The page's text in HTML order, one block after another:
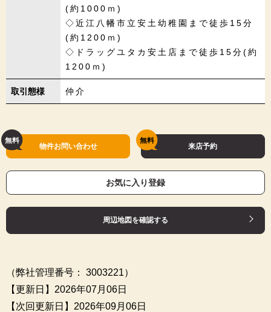
(約1000ｍ)
◇近江八幡市立安土幼稚園まで徒歩15分
(約1200ｍ)
◇ドラッグユタカ安土店まで徒歩15分(約
1200ｍ)
取引態様 仲介
物件お問い合わせ 来店予約
お気に入り登録
周辺地図を確認する
（弊社管理番号： 3003221）
【更新日】2026年07月06日
【次回更新日】2026年09月06日